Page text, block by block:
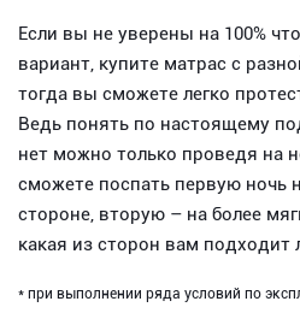
Если вы не уверены на 100%
вариант, купите матрас с
тогда вы сможете легко
Ведь понять по настоящему
нет можно только проведя на
сможете поспать первую ночь
стороне, вторую – на более
какая из сторон вам подходит
* при выполнении ряда условий по